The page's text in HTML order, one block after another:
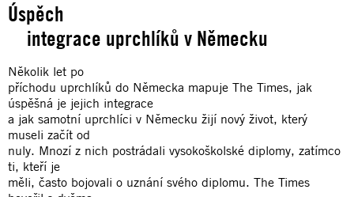
Úspěch
integrace uprchlíků v Německu
Několik let po
příchodu uprchlíků do Německa mapuje The Times, jak
úspěšná je jejich integrace
a jak samotní uprchlíci v Německu žijí nový život, který
museli začít od
nuly. Mnozí z nich postrádali vysokoškolské diplomy, zatímco
ti, kteří je
měli, často bojovali o uznání svého diplomu. The Times